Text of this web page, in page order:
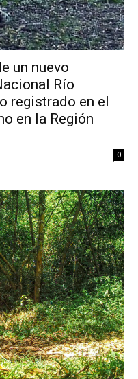
un nuevo
Río
registrado en el
en la Región
0